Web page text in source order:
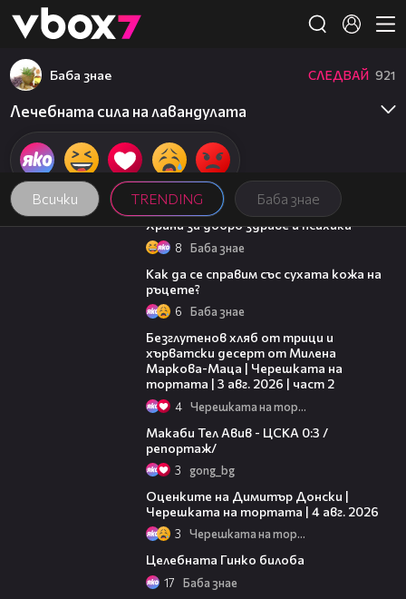
👾
Всички TRENDING Баба знае
Баба знае СЛЕДВАЙ 921
Лечебната сила на лавандулата
01:27
Храни за добро здраве и психика
8 Баба знае
Как да се справим със сухата кожа на
ръцете?
6 Баба знае
Безглутенов хляб от трици и
хърватски десерт от Милена
Маркова-Маца | Черешката на
тортата | 3 авг. 2026 | част 2
4 Черешката на тортата
Макаби Тел Авив - ЦСКА 0:3 /
репортаж/
3 gong_bg
Оценките на Димитър Донски |
Черешката на тортата | 4 авг. 2026
3 Черешката на тортата
Целебната Гинко билоба
17 Баба знае